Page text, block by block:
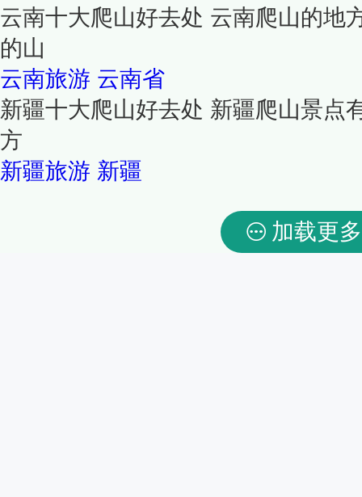
云南十大爬山好去处 云南爬山的地
的山
云南旅游 云南省
新疆十大爬山好去处 新疆爬山景点
方
新疆旅游 新疆
加载更多